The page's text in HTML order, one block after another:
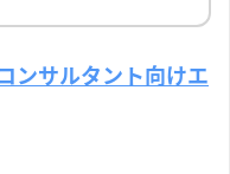
ンサルタント向けエ